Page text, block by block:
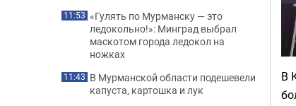
В
11:53 «Гулять по Мурманску — это
ледокольно!»: Минград выбрал
маскотом города ледокол на
ножках
11:43 В Мурманской области подешевели
капуста, картошка и лук